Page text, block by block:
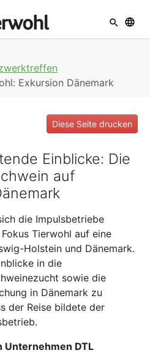
Exkursion Dänemark
Diese Seite drucken
Einblicke: Die
auf
die Impulsbetriebe
Tierwohl auf eine
Holstein und Dänemark.
in die
sowie die
in Dänemark zu
der Reise bildete der
Unternehmen DTL